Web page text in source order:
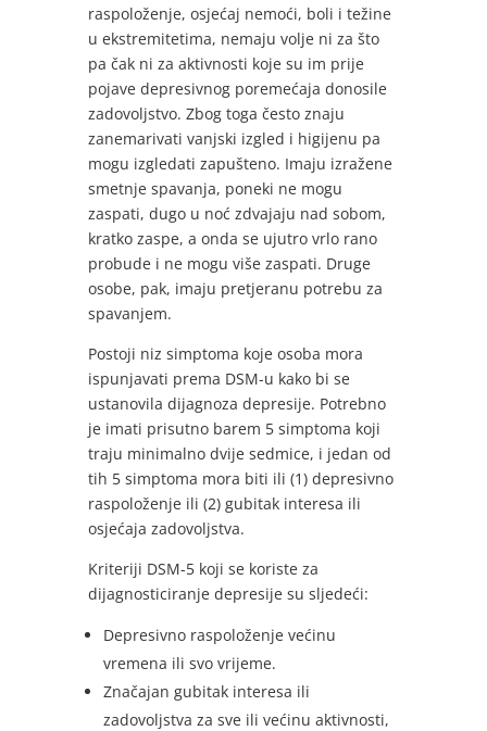
raspoloženje, osjećaj nemoći, boli i težine
u ekstremitetima, nemaju volje ni za što
pa čak ni za aktivnosti koje su im prije
pojave depresivnog poremećaja donosile
zadovoljstvo. Zbog toga često znaju
zanemarivati vanjski izgled i higijenu pa
mogu izgledati zapušteno. Imaju izražene
smetnje spavanja, poneki ne mogu
zaspati, dugo u noć zdvajaju nad sobom,
kratko zaspe, a onda se ujutro vrlo rano
probude i ne mogu više zaspati. Druge
osobe, pak, imaju pretjeranu potrebu za
spavanjem.
Postoji niz simptoma koje osoba mora
ispunjavati prema DSM-u kako bi se
ustanovila dijagnoza depresije. Potrebno
je imati prisutno barem 5 simptoma koji
traju minimalno dvije sedmice, i jedan od
tih 5 simptoma mora biti ili (1) depresivno
raspoloženje ili (2) gubitak interesa ili
osjećaja zadovoljstva.
Kriteriji DSM-5 koji se koriste za
dijagnosticiranje depresije su sljedeći:
Depresivno raspoloženje većinu
vremena ili svo vrijeme.
Značajan gubitak interesa ili
zadovoljstva za sve ili većinu aktivnosti,